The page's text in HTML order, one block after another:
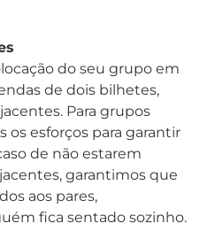
do seu grupo em
de dois bilhetes,
Para grupos
os esforços para garantir
de não estarem
garantimos que
aos pares,
fica sentado sozinho.